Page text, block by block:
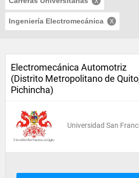
Ingeniería Electromecánica
Electromecánica Automotriz
(Distrito Metropolitano de
Pichincha)
Universidad San